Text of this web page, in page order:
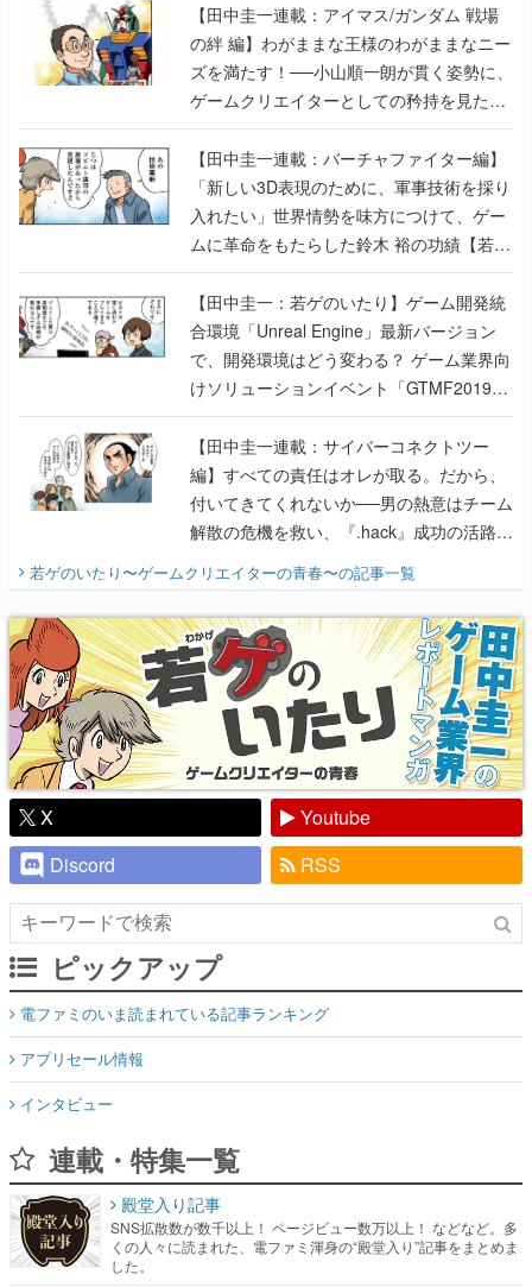
【田中圭一連載：アイマス/ガンダム 戦場
の絆 編】わがままな王様のわがままなニー
ズを満たす！──小山順一朗が貫く姿勢に、
ゲームクリエイターとしての矜持を見た
【若ゲのいたり最終回】
【田中圭一連載：バーチャファイター編】
「新しい3D表現のために、軍事技術を採り
入れたい」世界情勢を味方につけて、ゲー
ムに革命をもたらした鈴木 裕の功績【若ゲ
のいたり】
【田中圭一：若ゲのいたり】ゲーム開発統
合環境「Unreal Engine」最新バージョン
で、開発環境はどう変わる？ ゲーム業界向
けソリューションイベント「GTMF2019」
に行って、より理解を深めよう【PR】
【田中圭一連載：サイバーコネクトツー
編】すべての責任はオレが取る。だから、
付いてきてくれないか──男の熱意はチーム
解散の危機を救い、『.hack』成功の活路を
『少年ジャンプ』色だった【若ゲのいた
り】
若ゲのいたり〜ゲームクリエイターの青春〜の記事一覧
X
Youtube
Discord
RSS
ピックアップ
電ファミのいま読まれている記事ランキング
アプリセール情報
インタビュー
連載・特集一覧
殿堂入り記事
SNS拡散数が数千以上！ ページビュー数万以上！ などなど。多
くの人々に読まれた、電ファミ渾身の“殿堂入り”記事をまとめま
した。